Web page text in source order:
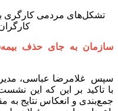
سازمان به جای حذف
سپس غلامرضا عباسی، مدیر
با تاکید بر این که این
جمع‌بندی و انعکاس نتایج